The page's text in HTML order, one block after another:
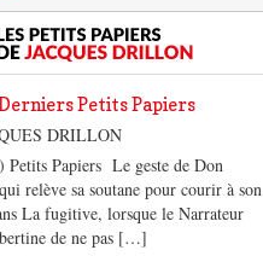
Petits Papiers
DRILLON
Petits Papiers Le geste de Don
relève sa soutane pour courir à son
La fugitive, lorsque le Narrateur
de ne pas […]